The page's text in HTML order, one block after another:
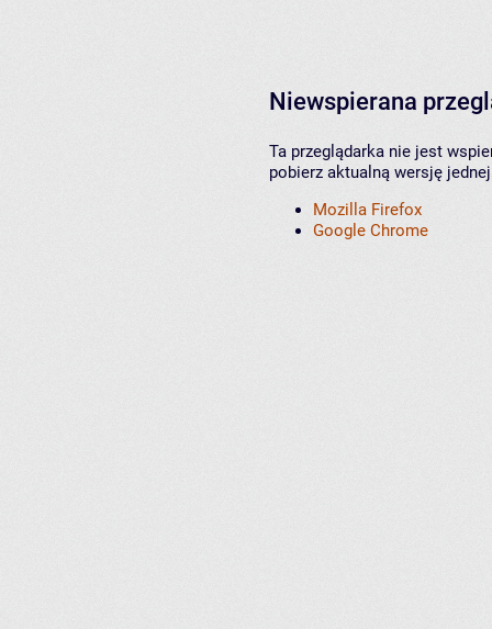
Niewspierana
Ta przeglądarka nie jest
pobierz aktualną wersję
Mozilla Firefox
Google Chrome